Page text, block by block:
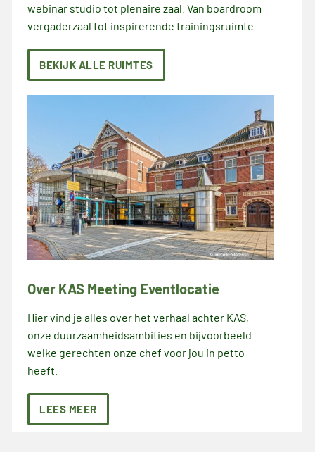
webinar studio tot plenaire zaal. Van boardroom
vergaderzaal tot inspirerende trainingsruimte
BEKIJK ALLE RUIMTES
Over KAS Meeting Eventlocatie
Hier vind je alles over het verhaal achter KAS,
onze duurzaamheidsambities en bijvoorbeeld
welke gerechten onze chef voor jou in petto
heeft.
LEES MEER